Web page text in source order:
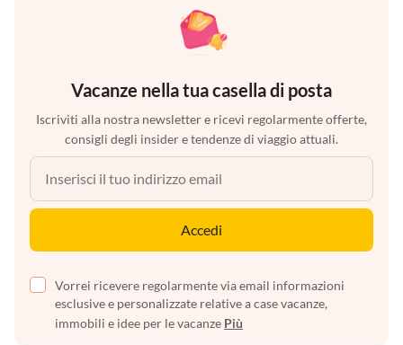
Vacanze nella tua casella di posta
Iscriviti alla nostra newsletter e ricevi regolarmente offerte,
consigli degli insider e tendenze di viaggio attuali.
Accedi
Vorrei ricevere regolarmente via email informazioni
esclusive e personalizzate relative a case vacanze,
immobili e idee per le vacanze Più